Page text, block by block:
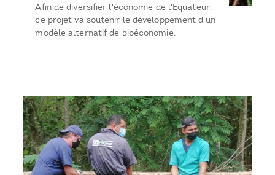
Afin de diversifier l'économie de l'Equateur,
ce projet va soutenir le développement d'un
modèle alternatif de bioéconomie.